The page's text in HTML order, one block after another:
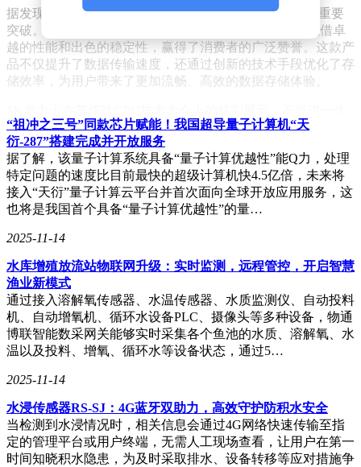
据发现者网了解，SK海力士在消费级SSD市场也取得了重要
突破。其最新推出的PCIe 5.0消费级SSD产品PCB01，凭借卓
越的性能和出色的稳定性，赢得了消费者的广泛赞誉。这款产
品不仅提升了数据传输速度，还通过创新的技术手段优化了存
储效率，为用户带来了更加流畅、高效的数据存储体验。
巩固了其在全球存储市场的领先地位，也为人工智能和数据中
心领域的发展注入了新的活力。展望未来，我们有理由相信，
SK海力士将继续凭借其创新实力和卓越产品，引领存储技术
的发展潮流。
“祖冲之三号”同款芯片赋能！我国超导量子计算机“天
衍-287”搭建完成并开放服务
据了解，该量子计算系统具备“量子计算优越性”能Q力，处理
特定问题的速度比目前最快的超级计算机快4.5亿倍，未来将
接入“天衍”量子计算云平台并首次面向全球开放应用服务，这
也将是我国首个具备“量子计算优越性”的量…
2025-11-14
水库增殖放流站物联网升级：实时监测，远程管控，开启智慧
渔业新模式
通过接入溶解氧传感器、水温传感器、水质监测仪、自动投料
机、自动增氧机、循环水设备PLC、摄像头等多种设备，物通
博联智能数采网关能够实时采集各个鱼池的水质、溶解氧、水
温以及投料、增氧、循环水等设备状态，通过5…
2025-11-14
水浸传感器RS-SJ：4G蓝牙双助力，高效守护防积水安全
当检测到水浸情况时，相关信息会通过4G网络快速传输至指
定的管理平台或用户终端，无需人工现场查看，让用户在第一
时间知晓积水隐患，为及时采取排水、设备转移等应对措施争